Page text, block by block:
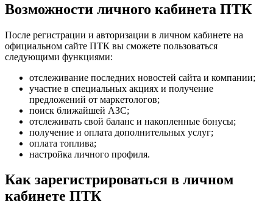
Возможности личного кабинета ПТК
После регистрации и авторизации в личном кабинете на
официальном сайте ПТК вы сможете пользоваться
следующими функциями:
отслеживание последних новостей сайта и компании;
участие в специальных акциях и получение
предложений от маркетологов;
поиск ближайшей АЗС;
отслеживать свой баланс и накопленные бонусы;
получение и оплата дополнительных услуг;
оплата топлива;
настройка личного профиля.
Как зарегистрироваться в личном
кабинете ПТК